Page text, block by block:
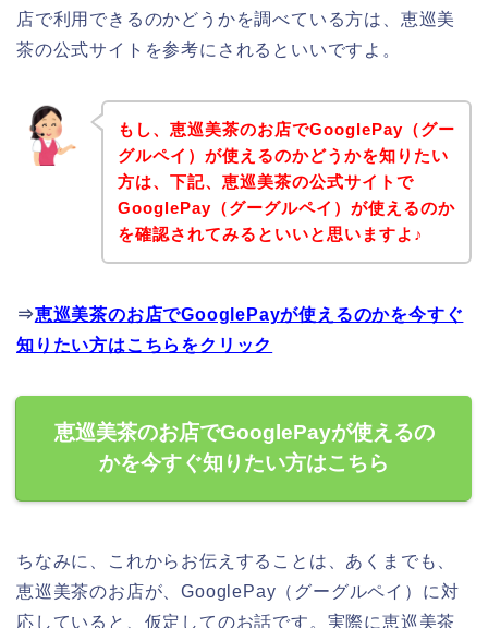
店で利用できるのかどうかを調べている方は、恵巡美
茶の公式サイトを参考にされるといいですよ。
もし、恵巡美茶のお店でGooglePay（グー
グルペイ）が使えるのかどうかを知りたい
方は、下記、恵巡美茶の公式サイトで
GooglePay（グーグルペイ）が使えるのか
を確認されてみるといいと思いますよ♪
⇒恵巡美茶のお店でGooglePayが使えるのかを今すぐ
知りたい方はこちらをクリック
恵巡美茶のお店でGooglePayが使えるの
かを今すぐ知りたい方はこちら
ちなみに、これからお伝えすることは、あくまでも、
恵巡美茶のお店が、GooglePay（グーグルペイ）に対
応していると、仮定してのお話です。実際に恵巡美茶